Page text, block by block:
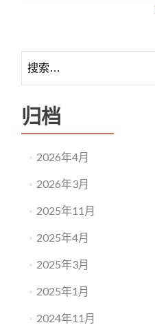
归档
2026年4月
2026年3月
2025年11月
2025年4月
2025年3月
2025年1月
2024年11月